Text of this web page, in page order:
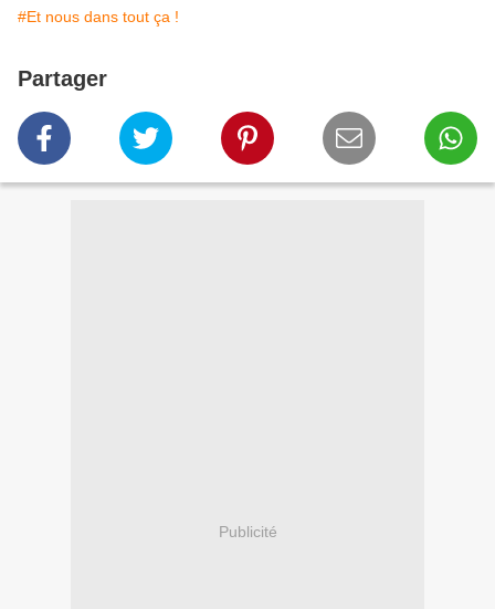
#Et nous dans tout ça !
Partager
Publicité